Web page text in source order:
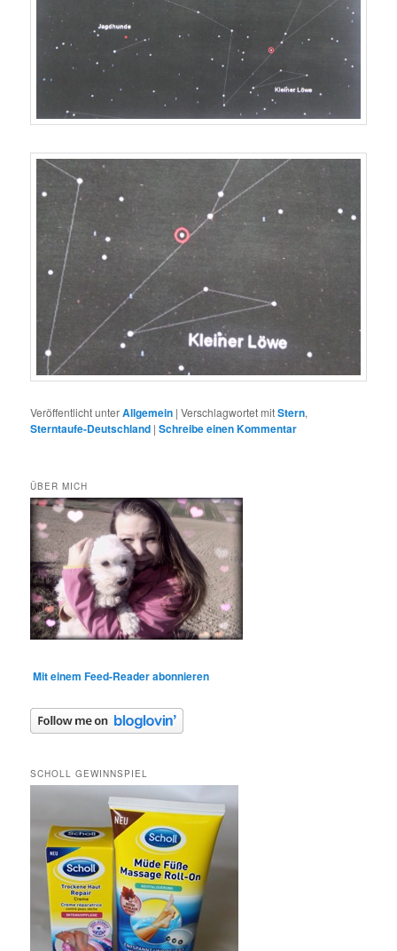
Veröffentlicht unterAllgemein |Verschlagwortet mitStern,
Sterntaufe-Deutschland |Schreibe einen Kommentar
ÜBER MICH
Mit einem Feed-Reader abonnieren
SCHOLL GEWINNSPIEL